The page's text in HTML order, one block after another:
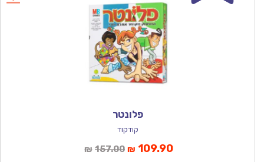
פלונטר
קודקוד
₪ 157.00המחיר
₪ 109.90המחיר